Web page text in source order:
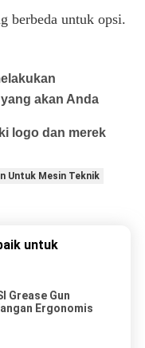
berbeda untuk opsi.
akan Anda
logo dan merek
Untuk Mesin Teknik
untuk
Grease Gun
Ergonomis